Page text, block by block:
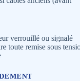
verrouillé ou signalé
toute remise sous